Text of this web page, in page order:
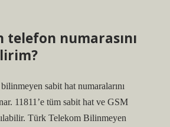
telefon numarasını
sabit hat numaralarını
11811’e tüm sabit hat ve GSM
Türk Telekom Bilinmeyen